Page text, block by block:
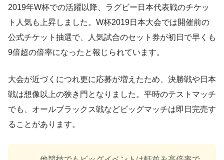
2019年W杯での活躍以降、ラグビー日本代表戦のチケッ
ト人気も上昇しました。W杯2019日本大会では開催前の
公式チケット抽選で、人気試合のセット券が初日で早くも
9倍超の倍率になったと報じられています​。
大会が近づくにつれ更に応募が増えたため、決勝戦や日本
戦は想像以上の狭き門となりました。平時のテストマッチ
でも、オールブラックス戦などビッグマッチは即日完売す
ることがあります。